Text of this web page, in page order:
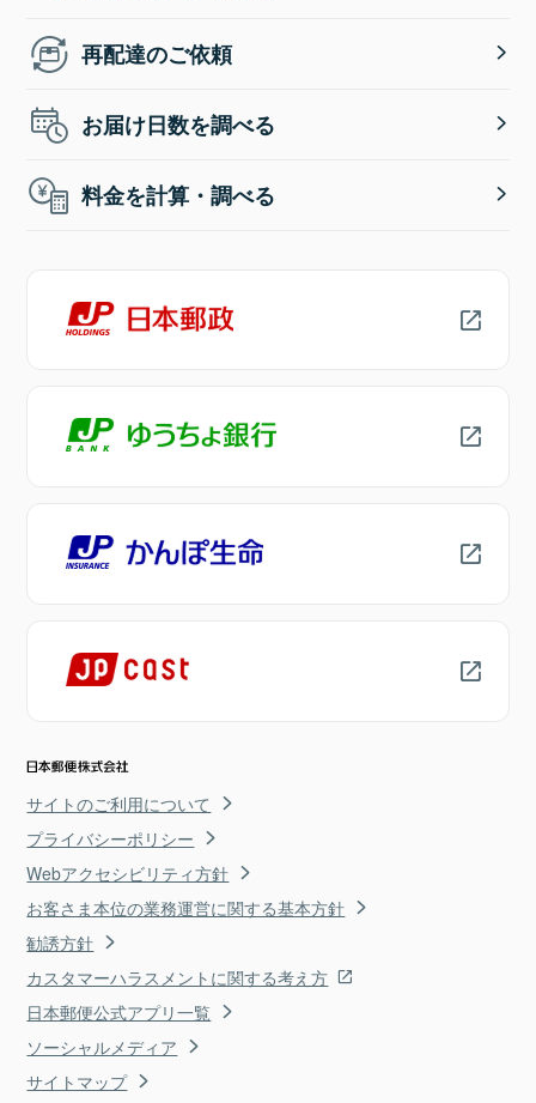
再配達のご依頼
お届け日数を調べる
料金を計算・調べる
サイトのご利用について
プライバシーポリシー
Webアクセシビリティ方針
お客さま本位の業務運営に関する基本方針
勧誘方針
カスタマーハラスメントに関する考え方
日本郵便公式アプリ一覧
ソーシャルメディア
サイトマップ